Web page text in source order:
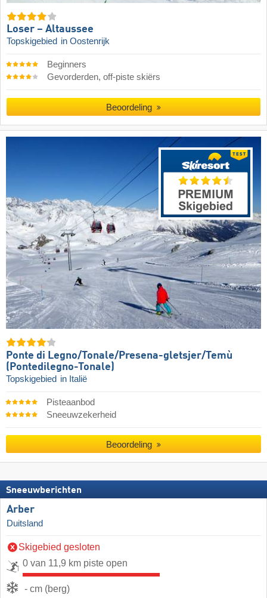
Loser – Altaussee
Topskigebied in Oostenrijk
Beginners
Gevorderden, off-piste skiërs
Beoordeling
Ponte di Legno/​​Tonale/​​Presena-gletsjer/​​Temù
(Pontedilegno-Tonale)
Topskigebied in Italië
Pisteaanbod
Sneeuwzekerheid
Beoordeling
Sneeuwberichten
Arber
Duitsland
Skigebied gesloten
0 van 11,9 km piste open
- cm (berg)